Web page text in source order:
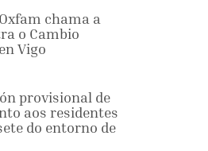
chama a
o Cambio
Vigo
provisional de
aos residentes
do entorno de